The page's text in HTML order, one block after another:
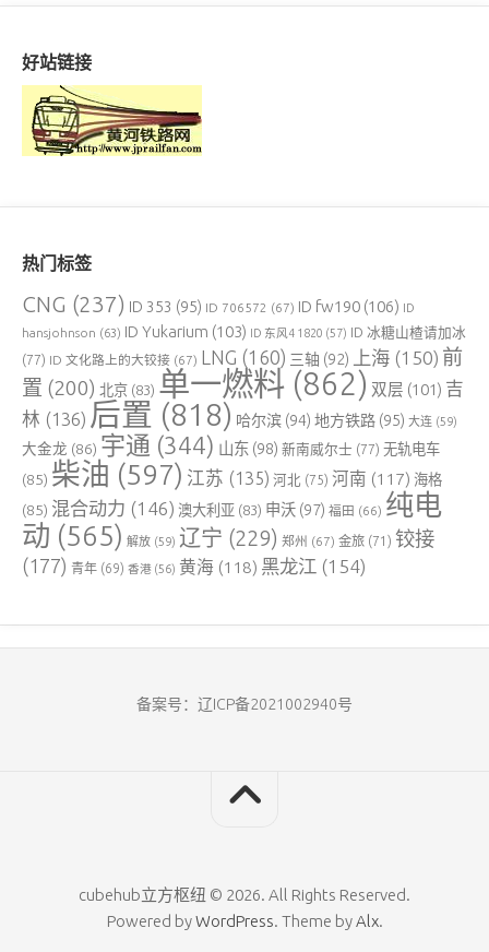
好站链接
热门标签
CNG (237) ID 353 (95) ID 706572 (67) ID fw190 (106) ID
hansjohnson (63) ID Yukarium (103) ID 东风4 1820 (57) ID 冰糖山楂请加冰
(77) ID 文化路上的大铰接 (67) LNG (160) 三轴 (92) 上海 (150) 前
置 (200) 北京 (83) 单一燃料 (862) 双层 (101) 吉
林 (136) 后置 (818) 哈尔滨 (94) 地方铁路 (95) 大连 (59)
大金龙 (86) 宇通 (344) 山东 (98) 新南威尔士 (77) 无轨电车
(85) 柴油 (597) 江苏 (135) 河北 (75) 河南 (117) 海格
(85) 混合动力 (146) 澳大利亚 (83) 申沃 (97) 福田 (66) 纯电
动 (565) 解放 (59) 辽宁 (229) 郑州 (67) 金旅 (71) 铰接
(177) 青年 (69) 香港 (56) 黄海 (118) 黑龙江 (154)
备案号：辽ICP备2021002940号
cubehub立方枢纽 © 2026. All Rights Reserved.
Powered byWordPress. Theme byAlx.